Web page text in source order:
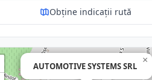
Obține indicații rută
AUTOMOTIVE SYSTEMS SRL
×